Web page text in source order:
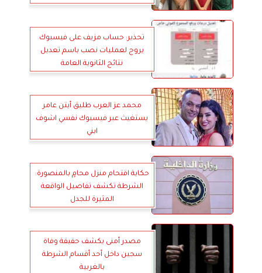
تحذير: حساب مزيف على فيسبوك
يروج لعمليات نصب باسم تعديل
نتائج الثانوية العامة
محمد عز العرب طليق أيتن عامر
يستغيث عبر فيسبوك نفسي اشوف
ابني
حكاية اقتحام منزل محامٍ بالمنصورة:
الشرطة تكشف تفاصيل الواقعة
المثيرة للجدل
مصدر أمنى يكشف حقيقة وفاة
سجين داخل أحد أقسام الشرطة
بالغربية